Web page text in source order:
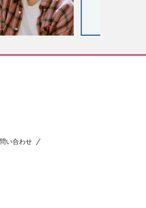
い合わせ